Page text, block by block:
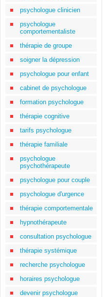
psychologue clinicien
psychologue
comportementaliste
thérapie de groupe
soigner la dépression
psychologue pour enfant
cabinet de psychologue
formation psychologue
thérapie cognitive
tarifs psychologue
thérapie familiale
psychologue
psychothérapeute
psychologue pour couple
psychologue d'urgence
thérapie comportementale
hypnothérapeute
consultation psychologue
thérapie systémique
recherche psychologue
horaires psychologue
devenir psychologue